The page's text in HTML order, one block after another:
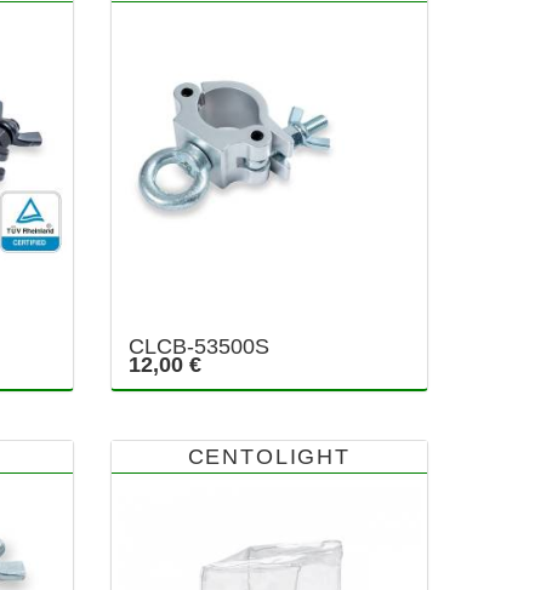
CLCB-53500S
12,00 €
CENTOLIGHT